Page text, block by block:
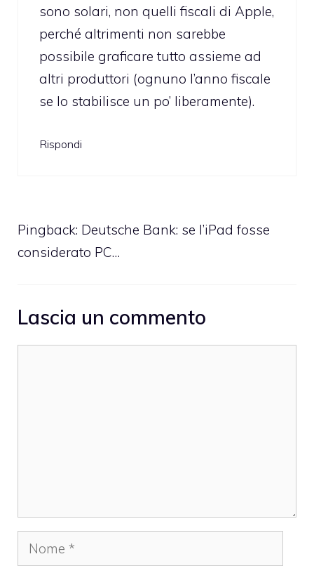
sono solari, non quelli fiscali di Apple,
perché altrimenti non sarebbe
possibile graficare tutto assieme ad
altri produttori (ognuno l’anno fiscale
se lo stabilisce un po’ liberamente).
Rispondi
Pingback: Deutsche Bank: se l’iPad fosse
considerato PC…
Lascia un commento
Nome